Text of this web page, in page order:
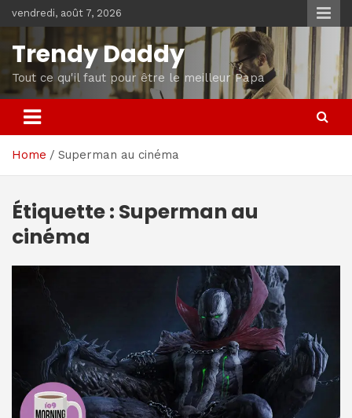
to
content
vendredi, août 7, 2026
Trendy Daddy
Tout ce qu'il faut pour être le meilleur Papa
Home Superman au cinéma
Étiquette : Superman au
cinéma